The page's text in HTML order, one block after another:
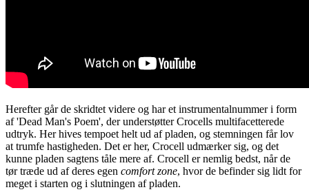
Herefter går de skridtet videre og har et instrumentalnummer i form
af 'Dead Man's Poem', der understøtter Crocells multifacetterede
udtryk. Her hives tempoet helt ud af pladen, og stemningen får lov
at trumfe hastigheden. Det er her, Crocell udmærker sig, og det
kunne pladen sagtens tåle mere af. Crocell er nemlig bedst, når de
tør træde ud af deres egen comfort zone, hvor de befinder sig lidt for
meget i starten og i slutningen af pladen.